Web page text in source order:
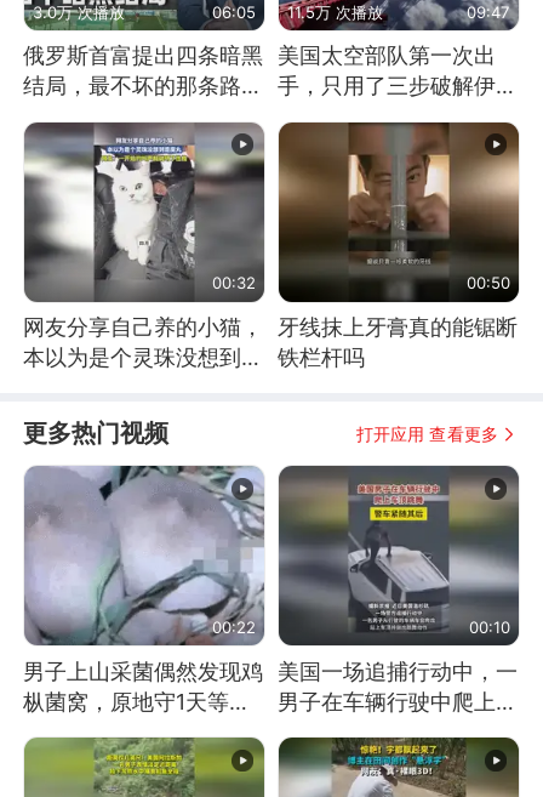
3.0万 次播放 06:05
俄罗斯首富提出四条暗黑
结局，最不坏的那条路是
11.5万 次播放 09:47
美国太空部队第一次出
手，只用了三步破解伊朗
00:32
网友分享自己养的小猫，
本以为是个灵珠没想到是
00:50
牙线抹上牙膏真的能锯断
铁栏杆吗
更多热门视频 打开应用 查看更多
00:22
男子上山采菌偶然发现鸡
枞菌窝，原地守1天等它
长大：挖了140多朵
00:10
美国一场追捕行动中，一
男子在车辆行驶中爬上车
顶跳舞。（新京报）